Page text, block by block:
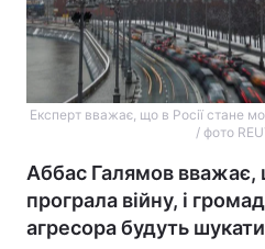
Експерт вважає, що в Росії стане
/ фото
Аббас Галямов вважає,
програла війну, і
агресора будуть